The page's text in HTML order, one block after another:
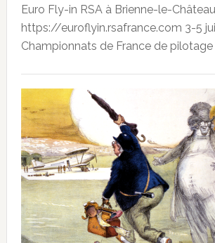
Euro Fly-in RSA à Brienne-le-
https://euroflyin.rsafrance.com 3-5
Championnats de France de pilotage